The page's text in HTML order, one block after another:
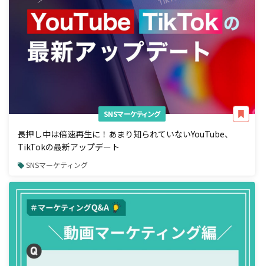
SNSマーケティング
長押し中は倍速再生に！あまり知られていないYouTube、
TikTokの最新アップデート
SNSマーケティング